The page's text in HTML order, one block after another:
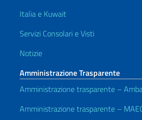
Italia e Kuwait
Servizi Consolari e Visti
Notizie
Amministrazione Trasparente
Amministrazione trasparente –
Amministrazione trasparente –